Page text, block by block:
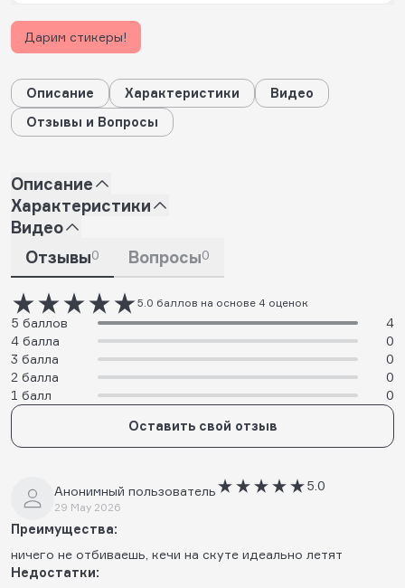
Дарим стикеры!
Описание Характеристики
Видео
Отзывы и Вопросы
Описание
Характеристики
Видео
Отзывы0 Вопросы0
5.0 баллов на основе 4 оценок
5 баллов
4
4 балла
0
3 балла
0
2 балла
0
1 балл
0
Оставить свой отзыв
Анонимный пользователь
29 May 2026
5.0
Преимущества:
ничего не отбиваешь, кечи на скуте идеально летят
Недостатки: